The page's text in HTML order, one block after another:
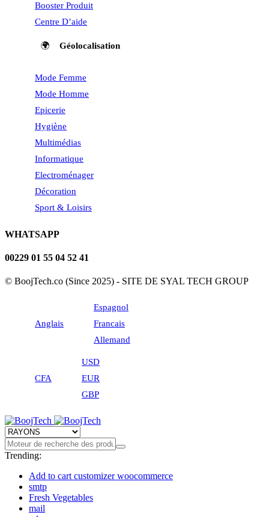
Booster Produit
Centre D’aide
🌍 Géolocalisation
Mode Femme
Mode Homme
Epicerie
Hygiène
Multimédias
Informatique
Electroménager
Décoration
Sport & Loisirs
WHATSAPP
00229 01 55 04 52 41
© BoojTech.co (Since 2025) - SITE DE SYAL TECH GROUP
Anglais
Espagnol
Francais
Allemand
CFA
USD
EUR
GBP
Trending:
Add to cart customizer woocommerce
smtp
Fresh Vegetables
mail